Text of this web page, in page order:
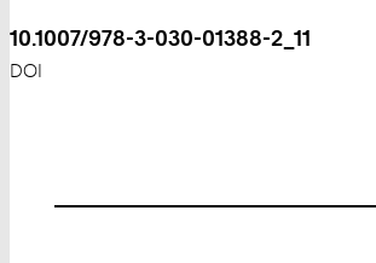
10.1007/978-3-030-01388-2_11
DOI